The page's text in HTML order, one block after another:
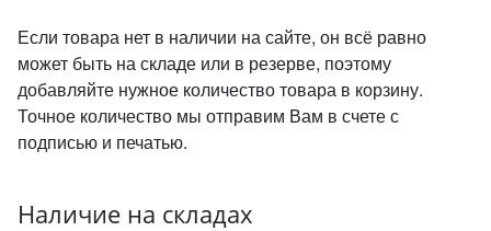
Если товара нет в наличии на сайте, он всё равно
может быть на складе или в резерве, поэтому
добавляйте нужное количество товара в корзину.
Точное количество мы отправим Вам в счете с
подписью и печатью.
Наличие на складах